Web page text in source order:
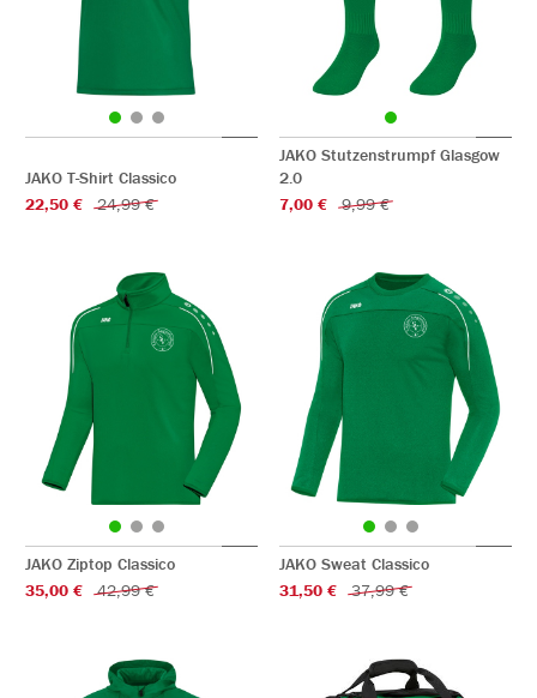
JAKO T-Shirt Classico
22,50 €
24,99 €
JAKO Stutzenstrumpf Glasgow
2.0
7,00 €
9,99 €
JAKO Ziptop Classico
35,00 €
42,99 €
JAKO Sweat Classico
31,50 €
37,99 €